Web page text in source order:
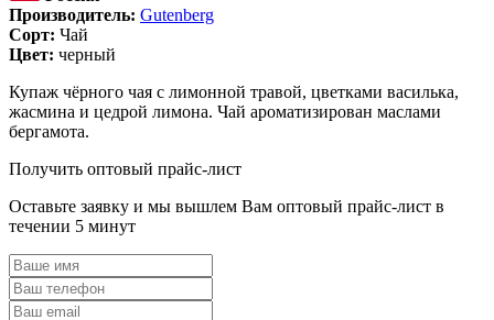
Производитель: Gutenberg
Сорт: Чай
Цвет: черный
Купаж чёрного чая с лимонной травой, цветками василька,
жасмина и цедрой лимона. Чай ароматизирован маслами
бергамота.
Получить оптовый прайс-лист
Оставьте заявку и мы вышлем Вам оптовый прайс-лист в
течении 5 минут